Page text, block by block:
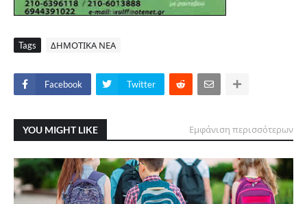
Tags ΔΗΜΟΤΙΚΑ ΝΕΑ
Facebook Twitter
YOU MIGHT LIKE Εμφάνιση περισσότερων